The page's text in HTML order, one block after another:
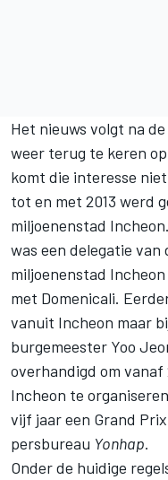
Het nieuws volgt na
weer terug te keren
komt die interesse
tot en met 2013 werd
miljoenenstad
was een delegatie van
miljoenenstad
met Domenicali.
vanuit Incheon maar
burgemeester Yoo
overhandigd om vanaf
Incheon te
vijf jaar een Grand
persbureau Yonhap.
Onder de huidige